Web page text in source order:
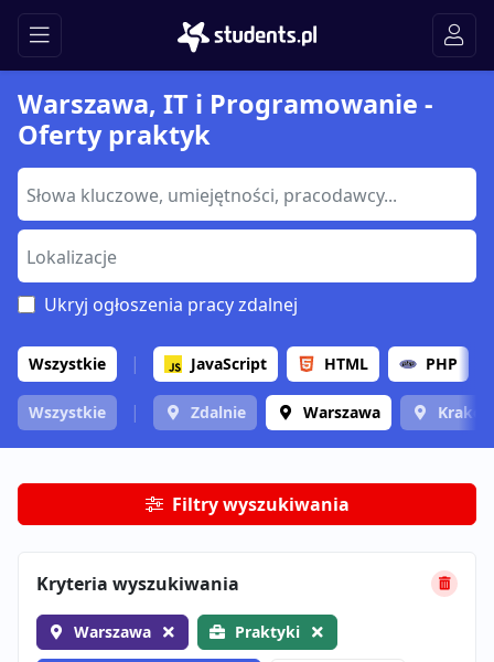
Warszawa, IT i Programowanie -
Oferty praktyk
Ukryj ogłoszenia pracy zdalnej
Wszystkie JavaScript HTML PHP
Wszystkie Zdalnie Warszawa
Filtry wyszukiwania
Kryteria wyszukiwania
Warszawa Praktyki